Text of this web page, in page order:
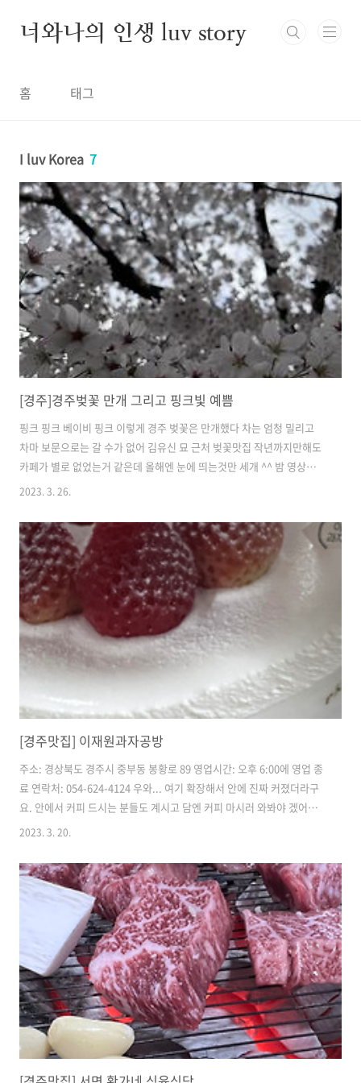
너와나의 인생 luv story
홈 태그
I luv Korea 7
[경주]경주벚꽃 만개 그리고 핑크빛 예쁨
핑크 핑크 베이비 핑크 이렇게 경주 벚꽃은 만개했다 차는 엄청 밀리고
차마 보문으로는 갈 수가 없어 김유신 묘 근처 벚꽃맛집 작년까지만해도
카페가 별로 없었는거 같은데 올해엔 눈에 띄는것만 세개 ^^ 밤 영상은
예전걸로 아이가 기침이 있어서 못나갔어요. 보시고 경주 근처면 사랑하
2023. 3. 26.
[경주맛집] 이재원과자공방
주소: 경상북도 경주시 중부동 봉황로 89 영업시간: 오후 6:00에 영업 종
료 연락처: 054-624-4124 우와... 여기 확장해서 안에 진짜 커졌더라구
요. 안에서 커피 드시는 분들도 계시고 담엔 커피 마시러 와봐야 겠어요..
신나게 사서 집으로 돌아오는길... 저는 미리 예약을 했어요. 딸기 케이크
요고 요고 제가 좋아하는 딸기 케이크는 이맘때만 맛볼 수 있나봐요. 전
큰걸로 예약했어요. 집에 오는길에 꽃이 참 예쁘게 피었더라구요. 경주는
역시 이뽀. 천리향 뭐 이렇게 큰거죠? 작은것도 몇만원 하던데.. 이거 팔
면 ... ㅎㅎㅎㅎㅎ 봄이야 봄이야.. 난 봄 처녀.. 아니 아줌... 쿨럭...... 집
에와서 짜잔 ~~~~ 너무 이..
2023. 3. 20.